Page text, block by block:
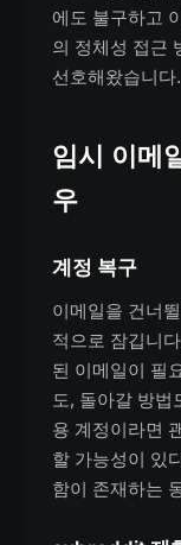
에도 불구하고
의 정체성 접근
선호해왔습니다.
임시 이메
우
계정 복구
이메일을 건너
적으로 잠깁니
된 이메일이 필
도, 돌아갈 방법
용 계정이라면
할 가능성이 있
함이 존재하는